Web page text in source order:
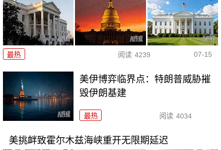
最热 阅读 4239 07-15
美伊博弈临界点：特朗普威胁摧
毁伊朗基建
最热 阅读 4034
美挑衅致霍尔木兹海峡重开无限期延迟